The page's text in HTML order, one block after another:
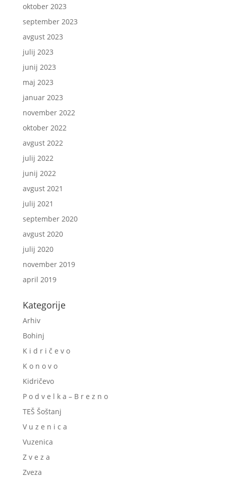
oktober 2023
september 2023
avgust 2023
julij 2023
junij 2023
maj 2023
januar 2023
november 2022
oktober 2022
avgust 2022
julij 2022
junij 2022
avgust 2021
julij 2021
september 2020
avgust 2020
julij 2020
november 2019
april 2019
Kategorije
Arhiv
Bohinj
K i d r i č e v o
K o n o v o
Kidričevo
P o d v e l k a – B r e z n o
TEŠ Šoštanj
V u z e n i c a
Vuzenica
Z v e z a
Zveza